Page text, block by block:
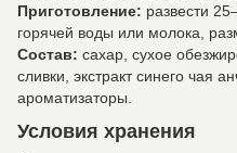
Приготовление: развести
горячей воды или молока,
Состав: сахар, сухое
сливки, экстракт синего чая
ароматизаторы.
Условия хранения